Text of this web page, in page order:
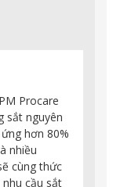
Procare
sắt nguyên
hơn 80%
nhiều
cùng thức
cầu sắt